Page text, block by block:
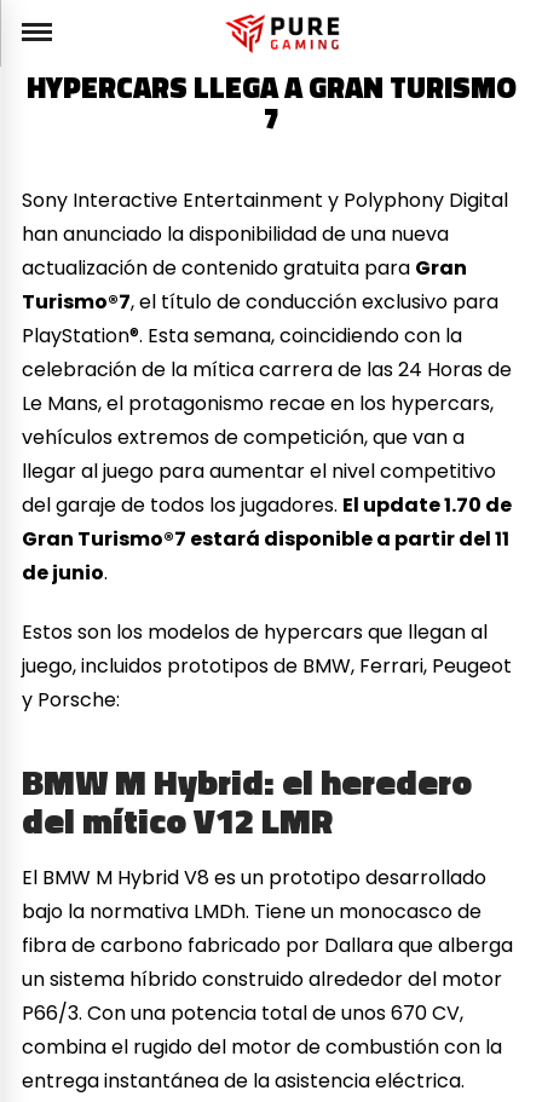
HYPERCARS LLEGA A GRAN TURISMO
7
Sony Interactive Entertainment y Polyphony Digital
han anunciado la disponibilidad de una nueva
actualización de contenido gratuita para Gran
Turismo®7, el título de conducción exclusivo para
PlayStation®. Esta semana, coincidiendo con la
celebración de la mítica carrera de las 24 Horas de
Le Mans, el protagonismo recae en los hypercars,
vehículos extremos de competición, que van a
llegar al juego para aumentar el nivel competitivo
del garaje de todos los jugadores. El update 1.70 de
Gran Turismo®7 estará disponible a partir del 11
de junio.
Estos son los modelos de hypercars que llegan al
juego, incluidos prototipos de BMW, Ferrari, Peugeot
y Porsche:
BMW M Hybrid: el heredero
del mítico V12 LMR
El BMW M Hybrid V8 es un prototipo desarrollado
bajo la normativa LMDh. Tiene un monocasco de
fibra de carbono fabricado por Dallara que alberga
un sistema híbrido construido alrededor del motor
P66/3. Con una potencia total de unos 670 CV,
combina el rugido del motor de combustión con la
entrega instantánea de la asistencia eléctrica.